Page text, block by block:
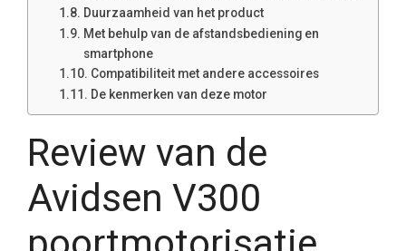
Duurzaamheid van het product
Met behulp van de afstandsbediening en
smartphone
Compatibiliteit met andere accessoires
De kenmerken van deze motor
Review van de
Avidsen V300